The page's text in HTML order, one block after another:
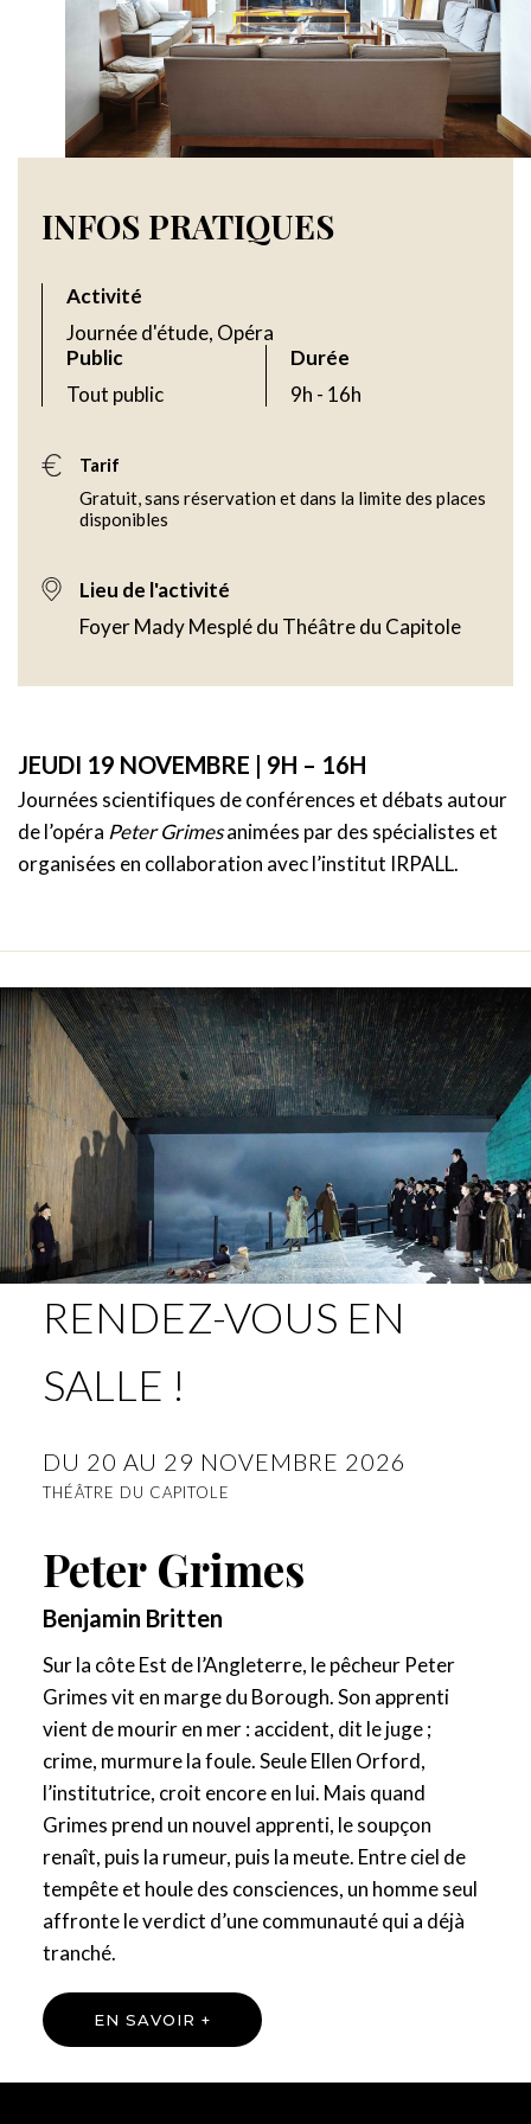
INFOS PRATIQUES
Activité
Journée d'étude, Opéra
Public
Tout public
Durée
9h - 16h
Tarif
Gratuit, sans réservation et dans la limite des places
disponibles
Lieu de l'activité
Foyer Mady Mesplé du Théâtre du Capitole
JEUDI 19 NOVEMBRE | 9H – 16H
Journées scientifiques de conférences et débats autour
de l’opéra Peter Grimesanimées par des spécialistes et
organisées en collaboration avec l’institut IRPALL.
RENDEZ-VOUS EN
SALLE !
DU 20 AU 29 NOVEMBRE 2026
THÉÂTRE DU CAPITOLE
Peter Grimes
Benjamin Britten
Sur la côte Est de l’Angleterre, le pêcheur Peter
Grimes vit en marge du Borough. Son apprenti
vient de mourir en mer : accident, dit le juge ;
crime, murmure la foule. Seule Ellen Orford,
l’institutrice, croit encore en lui. Mais quand
Grimes prend un nouvel apprenti, le soupçon
renaît, puis la rumeur, puis la meute. Entre ciel de
tempête et houle des consciences, un homme seul
affronte le verdict d’une communauté qui a déjà
tranché.
EN SAVOIR +